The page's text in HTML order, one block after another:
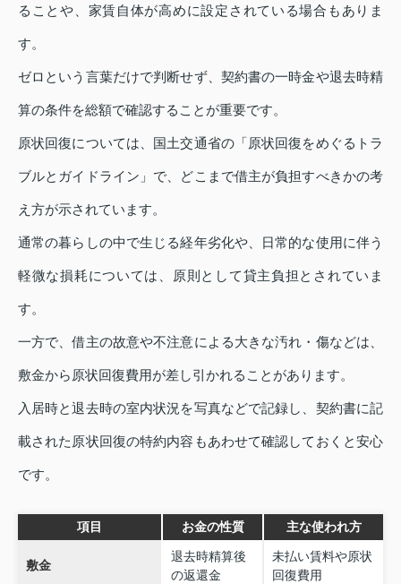
ることや、家賃自体が高めに設定されている場合もありま
す。
ゼロという言葉だけで判断せず、契約書の一時金や退去時精
算の条件を総額で確認することが重要です。
原状回復については、国土交通省の「原状回復をめぐるトラ
ブルとガイドライン」で、どこまで借主が負担すべきかの考
え方が示されています。
通常の暮らしの中で生じる経年劣化や、日常的な使用に伴う
軽微な損耗については、原則として貸主負担とされていま
す。
一方で、借主の故意や不注意による大きな汚れ・傷などは、
敷金から原状回復費用が差し引かれることがあります。
入居時と退去時の室内状況を写真などで記録し、契約書に記
載された原状回復の特約内容もあわせて確認しておくと安心
です。
項目 お金の性質 主な使われ方
敷金
退去時精算後
の返還金
未払い賃料や原状
回復費用